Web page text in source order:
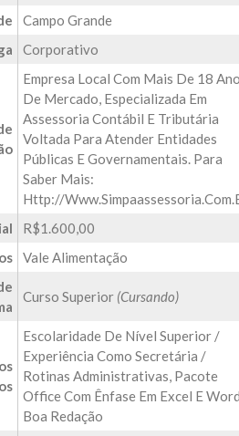
Campo Grande
Corporativo
Empresa Local Com Mais De 18
De Mercado, Especializada Em
Assessoria Contábil E Tributária
Voltada Para Atender Entidades
Públicas E Governamentais. Para
Saber Mais:
Http://
R$1.600,00
Vale Alimentação
Curso Superior (Cursando)
Escolaridade De Nível Superior /
Experiência Como Secretária /
Rotinas Administrativas, Pacote
Office Com Ênfase Em Excel E
Boa Redação